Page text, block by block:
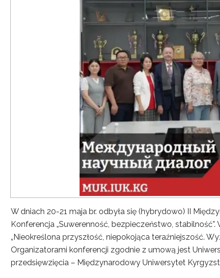
W dniach 20-21 maja br. odbyła się (hybrydowo) II
Konferencja „Suwerenność, bezpieczeństwo,
„Nieokreślona przyszłość, niepokojąca teraźniejszość.
Organizatorami konferencji zgodnie z umową jest
przedsięwzięcia – Międzynarodowy Uniwersytet